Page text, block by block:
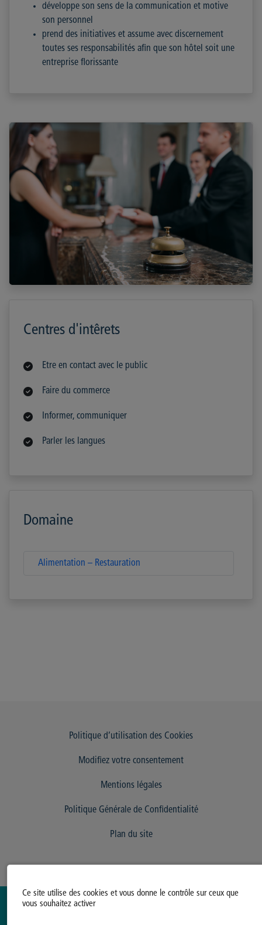
Ce site utilise des cookies et vous donne le contrôle sur ceux que
vous souhaitez activer
développe son sens de la communication et motive
son personnel
prend des initiatives et assume avec discernement
toutes ses responsabilités afin que son hôtel soit une
entreprise florissante
Centres d'intêrets
Etre en contact avec le public
Faire du commerce
Informer, communiquer
Parler les langues
Domaine
Alimentation – Restauration
Politique d’utilisation des Cookies
Modifiez votre consentement
Mentions légales
Politique Générale de Confidentialité
Plan du site